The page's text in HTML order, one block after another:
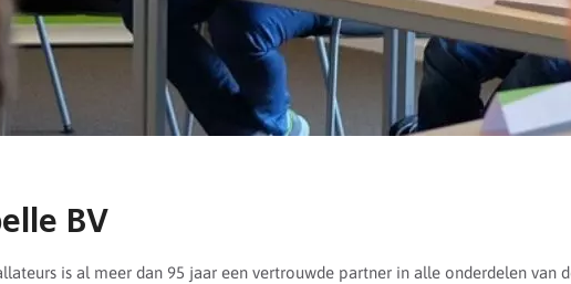
BV
is al meer dan 95 jaar een vertrouwde partner in alle onderdelen van